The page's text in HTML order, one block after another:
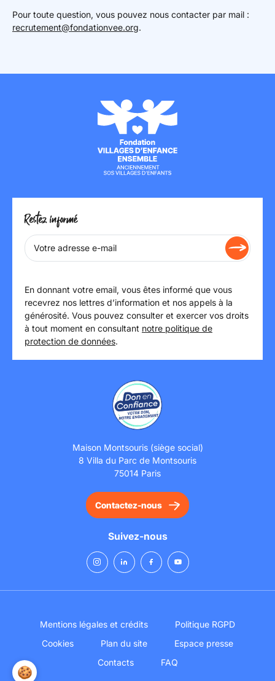
Pour toute question, vous pouvez nous contacter par mail :
recrutement@fondationvee.org.
Restez informé
En donnant votre email, vous êtes informé que vous
recevrez nos lettres d’information et nos appels à la
générosité. Vous pouvez consulter et exercer vos droits
à tout moment en consultant notre politique de
protection de données.
Maison Montsouris (siège social)
8 Villa du Parc de Montsouris
75014 Paris
Contactez-nous
Suivez-nous
Mentions légales et crédits
Politique RGPD
Cookies
Plan du site
Espace presse
Contacts
FAQ
🍪